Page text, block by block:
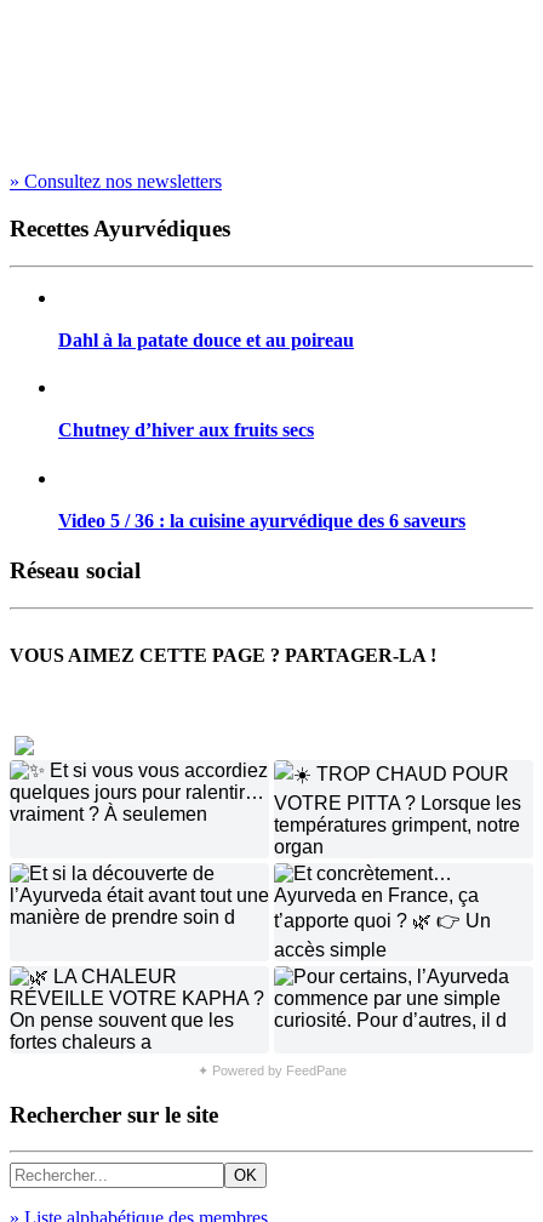
» Consultez nos newsletters
Recettes Ayurvédiques
Dahl à la patate douce et au poireau
Chutney d’hiver aux fruits secs
Video 5 / 36 : la cuisine ayurvédique des 6 saveurs
Réseau social
VOUS AIMEZ CETTE PAGE ? PARTAGER-LA !
✦ Powered by FeedPane
Rechercher sur le site